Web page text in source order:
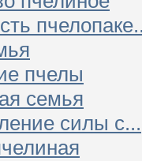
пчелы
семья
силы с...